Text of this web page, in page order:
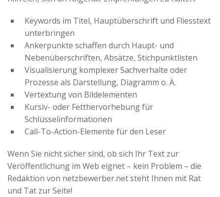
Keywords im Titel, Hauptüberschrift und Fliesstext
unterbringen
Ankerpunkte schaffen durch Haupt- und
Nebenüberschriften, Absätze, Stichpunktlisten
Visualisierung komplexer Sachverhalte oder
Prozesse als Darstellung, Diagramm o. Ä.
Vertextung von Bildelementen
Kursiv- oder Fetthervorhebung für
Schlüsselinformationen
Call-To-Action-Elemente für den Leser
Wenn Sie nicht sicher sind, ob sich Ihr Text zur
Veröffentlichung im Web eignet – kein Problem – die
Redaktion von netzbewerber.net steht Ihnen mit Rat
und Tat zur Seite!